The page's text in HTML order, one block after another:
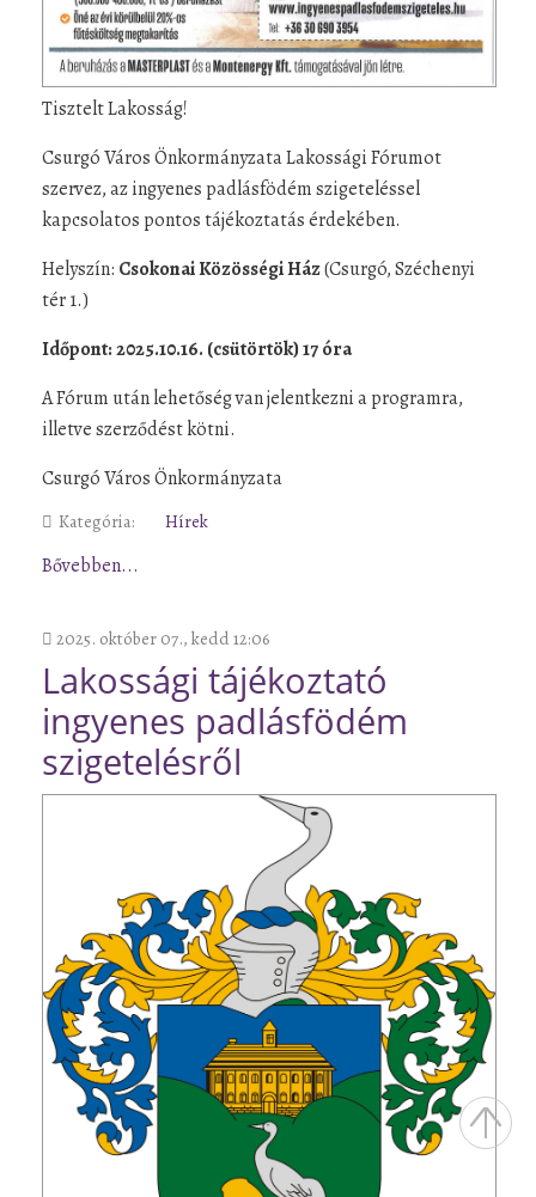
Tisztelt Lakosság!
Csurgó Város Önkormányzata Lakossági Fórumot
szervez, az ingyenes padlásfödém szigeteléssel
kapcsolatos pontos tájékoztatás érdekében.
Helyszín: CsokonaiKözösségi Ház(Csurgó, Széchenyi
tér 1.)
Időpont: 2025.10.16. (csütörtök) 17 óra
A Fórum után lehetőség van jelentkezni a programra,
illetve szerződést kötni.
Csurgó Város Önkormányzata
Kategória: Hírek
Bővebben...
2025. október 07., kedd 12:06
Lakossági tájékoztató
ingyenes padlásfödém
szigetelésről